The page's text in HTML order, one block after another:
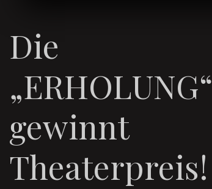
Die
„ERHOLUNG“
gewinnt
Theaterpreis!